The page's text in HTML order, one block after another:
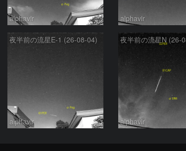
alphavir alphavir
夜半前の流星E-1 (26-08-04)
alphavir
夜半前の流星N (26-
alphavir